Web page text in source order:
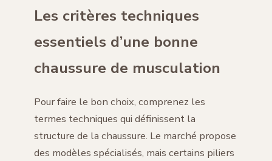
Les critères techniques
essentiels d’une bonne
chaussure de musculation
Pour faire le bon choix, comprenez les
termes techniques qui définissent la
structure de la chaussure. Le marché propose
des modèles spécialisés, mais certains piliers